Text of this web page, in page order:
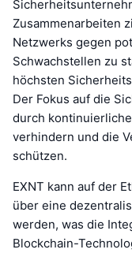
Zusammenarbeiten
Netzwerks gegen
Schwachstellen zu
höchsten
Der Fokus auf die
durch
verhindern und die
schützen.
EXNT kann auf der
über eine
werden, was die
Blockchain-